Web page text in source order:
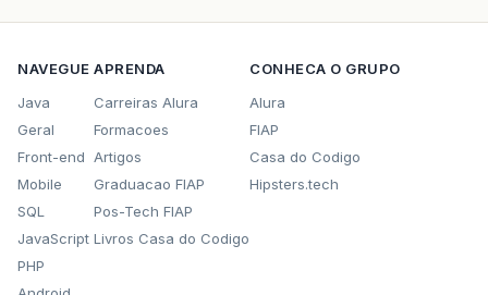
NAVEGUE
Java
Geral
Front-end
Mobile
SQL
JavaScript
PHP
APRENDA
Carreiras Alura
Formacoes
Artigos
Graduacao FIAP
Pos-Tech FIAP
Livros Casa do Codigo
CONHECA O GRUPO
Alura
FIAP
Casa do Codigo
Hipsters.tech